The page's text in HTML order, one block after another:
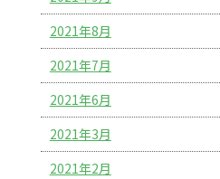
2021年8月
2021年7月
2021年6月
2021年3月
2021年2月